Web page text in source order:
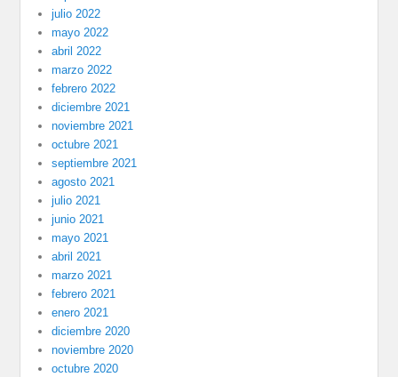
julio 2022
mayo 2022
abril 2022
marzo 2022
febrero 2022
diciembre 2021
noviembre 2021
octubre 2021
septiembre 2021
agosto 2021
julio 2021
junio 2021
mayo 2021
abril 2021
marzo 2021
febrero 2021
enero 2021
diciembre 2020
noviembre 2020
octubre 2020